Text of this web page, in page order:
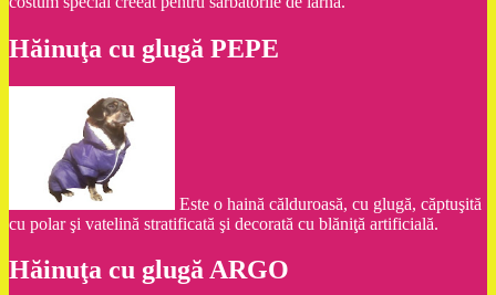
Hăinuţa cu glugă PEPE
Este o haină călduroasă, cu glugă, căptuşită
cu polar şi vatelină stratificată şi decorată cu blăniţă artificială.
Hăinuţa cu glugă ARGO